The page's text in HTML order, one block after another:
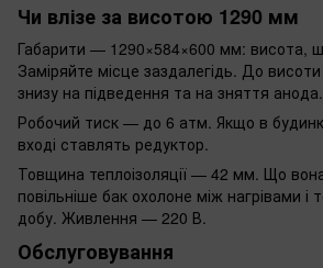
Чи влізе за висотою 1290 мм
Габарити — 1290×584×600 мм: висота,
Заміряйте місце заздалегідь. До
знизу на підведення та на зняття анода.
Робочий тиск — до 6 атм. Якщо в
вході ставлять редуктор.
Товщина теплоізоляції — 42 мм. Що
повільніше бак охолоне між нагрівами і
добу. Живлення — 220 В.
Обслуговування